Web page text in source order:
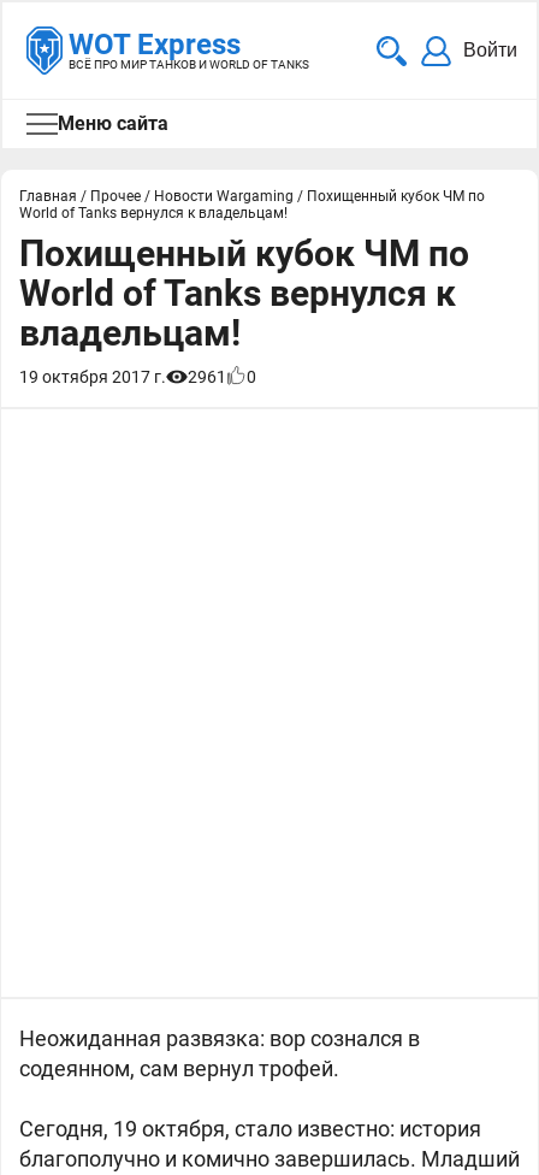
WOT Express
ВСЁ ПРО МИР ТАНКОВ И WORLD OF TANKS
Войти
Меню сайта
Главная / Прочее / Новости Wargaming / Похищенный кубок ЧМ по
World of Tanks вернулся к владельцам!
Похищенный кубок ЧМ по
World of Tanks вернулся к
владельцам!
19 октября 2017 г. 2961 0
Неожиданная развязка: вор сознался в
содеянном, сам вернул трофей.
Сегодня, 19 октября, стало известно: история
благополучно и комично завершилась. Младший